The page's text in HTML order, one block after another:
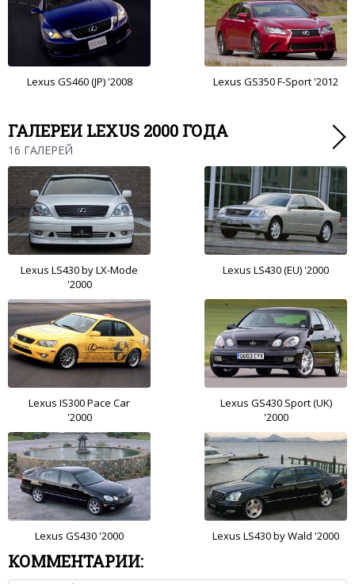
Lexus GS460 (JP) '2008 Lexus GS350 F-Sport '2012
ГАЛЕРЕИ LEXUS 2000 ГОДА
16 ГАЛЕРЕЙ
Lexus LS430 by LX-Mode
'2000
Lexus LS430 (EU) '2000
Lexus IS300 Pace Car
'2000
Lexus GS430 Sport (UK)
'2000
Lexus GS430 '2000 Lexus LS430 by Wald '2000
КОММЕНТАРИИ: